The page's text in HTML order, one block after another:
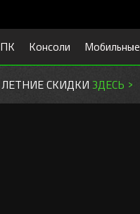
ПК Консоли Мобильные
ЛЕТНИЕ СКИДКИ ЗДЕСЬ >